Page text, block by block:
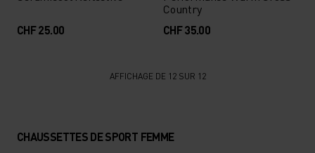
CHF 25.00
Country
CHF 35.00
AFFICHAGE DE 12 SUR 12
CHAUSSETTES DE SPORT FEMME